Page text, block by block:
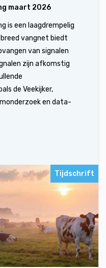
maart 2026
is een laagdrempelig
vangnet biedt
van signalen
zijn afkomstig
de Veekijker,
en data-
Tijdschrift